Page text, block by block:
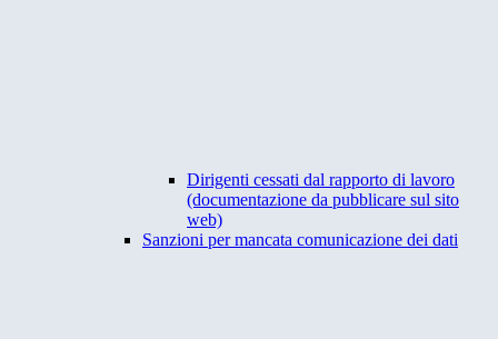
Dirigenti cessati dal rapporto di lavoro
(documentazione da pubblicare sul sito
web)
Sanzioni per mancata comunicazione dei dati